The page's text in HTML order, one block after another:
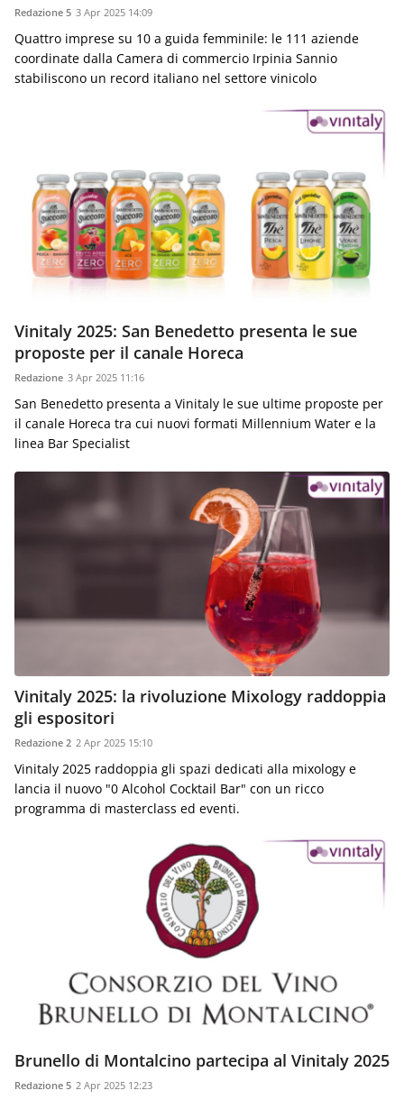
Redazione 5 3 Apr 2025 14:09
Quattro imprese su 10 a guida femminile: le 111 aziende
coordinate dalla Camera di commercio Irpinia Sannio
stabiliscono un record italiano nel settore vinicolo
Vinitaly 2025: San Benedetto presenta le sue
proposte per il canale Horeca
Redazione 3 Apr 2025 11:16
San Benedetto presenta a Vinitaly le sue ultime proposte per
il canale Horeca tra cui nuovi formati Millennium Water e la
linea Bar Specialist
Vinitaly 2025: la rivoluzione Mixology raddoppia
gli espositori
Redazione 2 2 Apr 2025 15:10
Vinitaly 2025 raddoppia gli spazi dedicati alla mixology e
lancia il nuovo "0 Alcohol Cocktail Bar" con un ricco
programma di masterclass ed eventi.
Brunello di Montalcino partecipa al Vinitaly 2025
Redazione 5 2 Apr 2025 12:23